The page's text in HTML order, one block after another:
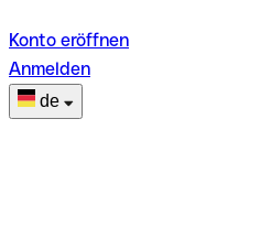
Konto eröffnen
Anmelden
de